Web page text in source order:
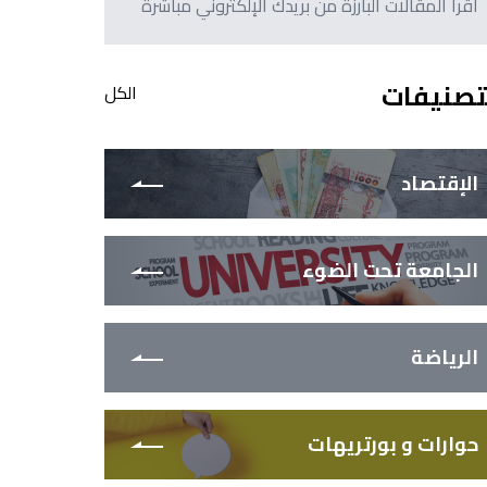
الكل
الإقتصاد
الجامعة تحت الضوء
الرياضة
حوارات و بورتريهات